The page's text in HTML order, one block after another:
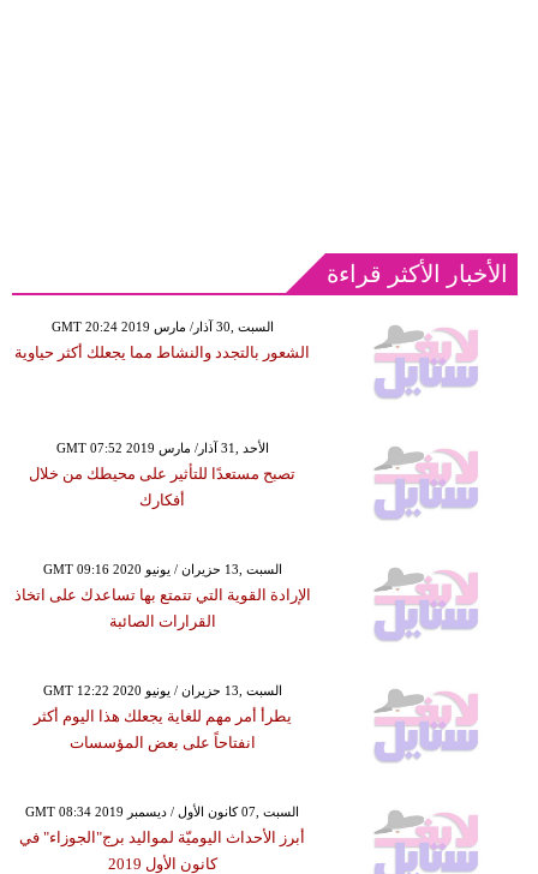
الأخبار الأكثر قراءة
GMT 20:24 2019 السبت ,30 آذار/ مارس
الشعور بالتجدد والنشاط مما يجعلك أكثر حياوية
GMT 07:52 2019 الأحد ,31 آذار/ مارس
تصبح مستعدًا للتأثير على محيطك من خلال
أفكارك
GMT 09:16 2020 السبت ,13 حزيران / يونيو
الإرادة القوية التي تتمتع بها تساعدك على اتخاذ
القرارات الصائبة
GMT 12:22 2020 السبت ,13 حزيران / يونيو
يطرأ أمر مهم للغاية يجعلك هذا اليوم أكثر
انفتاحاً على بعض المؤسسات
GMT 08:34 2019 السبت ,07 كانون الأول / ديسمبر
أبرز الأحداث اليوميّة لمواليد برج"الجوزاء" في
كانون الأول 2019